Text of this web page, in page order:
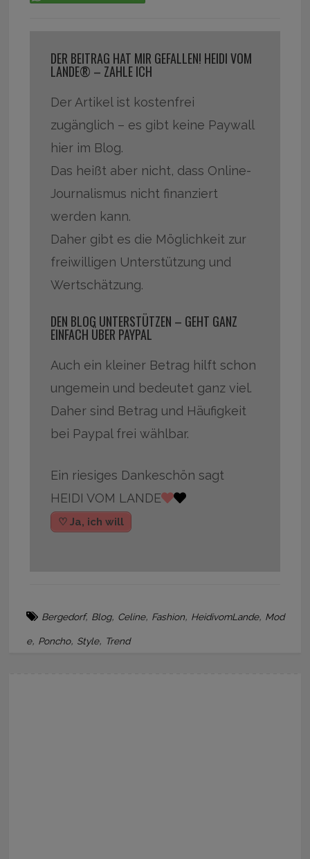
DER BEITRAG HAT MIR GEFALLEN! HEIDI VOM
LANDE® – ZAHLE ICH
Der Artikel ist kostenfrei
zugänglich – es gibt keine Paywall
hier im Blog.
Das heißt aber nicht, dass Online-
Journalismus nicht finanziert
werden kann.
Daher gibt es die Möglichkeit zur
freiwilligen Unterstützung und
Wertschätzung.
DEN BLOG UNTERSTÜTZEN – GEHT GANZ
EINFACH ÜBER PAYPAL
Auch ein kleiner Betrag hilft schon
ungemein und bedeutet ganz viel.
Daher sind Betrag und Häufigkeit
bei Paypal frei wählbar.
Ein riesiges Dankeschön sagt
HEIDI VOM LANDE
♡ Ja, ich will
Bergedorf, Blog, Celine, Fashion, HeidivomLande, Mod
e, Poncho, Style, Trend